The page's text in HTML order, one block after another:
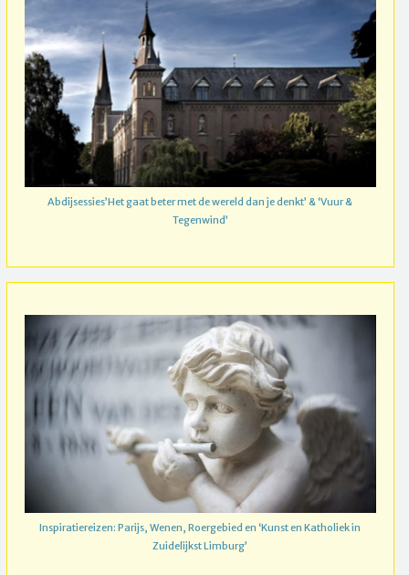
Abdijsessies’Het gaat beter met de wereld dan je denkt’ & ‘Vuur &
Tegenwind’
Inspiratiereizen: Parijs, Wenen, Roergebied en ‘Kunst en Katholiek in
Zuidelijkst Limburg’